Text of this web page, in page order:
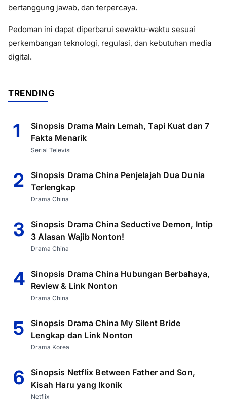
bertanggung jawab, dan terpercaya.
Pedoman ini dapat diperbarui sewaktu-waktu sesuai
perkembangan teknologi, regulasi, dan kebutuhan media
digital.
TRENDING
1
Sinopsis Drama Main Lemah, Tapi Kuat dan 7
Fakta Menarik
Serial Televisi
2
Sinopsis Drama China Penjelajah Dua Dunia
Terlengkap
Drama China
3
Sinopsis Drama China Seductive Demon, Intip
3 Alasan Wajib Nonton!
Drama China
4 Sinopsis Drama China Hubungan Berbahaya,
Review & Link Nonton
Drama China
5
Sinopsis Drama China My Silent Bride
Lengkap dan Link Nonton
Drama Korea
6
Sinopsis Netflix Between Father and Son,
Kisah Haru yang Ikonik
Netflix